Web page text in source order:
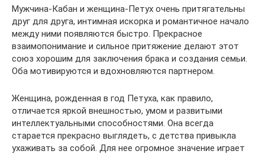
Мужчина-Кабан и женщина-Петух очень притягательны
друг для друга, интимная искорка и романтичное начало
между ними появляются быстро. Прекрасное
взаимопонимание и сильное притяжение делают этот
союз хорошим для заключения брака и создания семьи.
Оба мотивируются и вдохновляются партнером.
Женщина, рожденная в год Петуха, как правило,
отличается яркой внешностью, умом и развитыми
интеллектуальными способностями. Она всегда
старается прекрасно выглядеть, с детства привыкла
ухаживать за собой. Для нее огромное значение играет